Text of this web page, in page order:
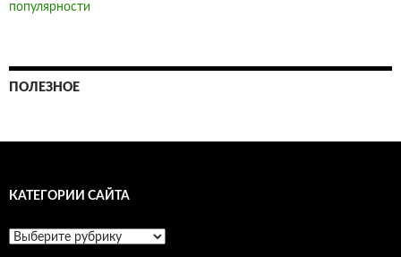
популярности
ПОЛЕЗНОЕ
КАТЕГОРИИ САЙТА
Категории